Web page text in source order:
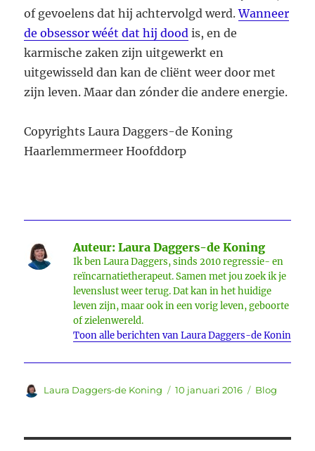
of gevoelens dat hij achtervolgd werd.Wanneer
de obsessor wéét dat hij dood is, en de
karmische zaken zijn uitgewerkt en
uitgewisseld dan kan de cliënt weer door met
zijn leven. Maar dan zónder die andere energie.
Copyrights Laura Daggers-de Koning
Haarlemmermeer Hoofddorp
Auteur: Laura Daggers-de Koning
Ik ben Laura Daggers, sinds 2010 regressie- en
reïncarnatietherapeut. Samen met jou zoek ik je
levenslust weer terug. Dat kan in het huidige
leven zijn, maar ook in een vorig leven, geboorte
of zielenwereld.
Toon alle berichten van Laura Daggers-de Koning
Auteur
Laura Daggers-de Koning
Geplaatst
10 januari 2016 Categorieën
Blog